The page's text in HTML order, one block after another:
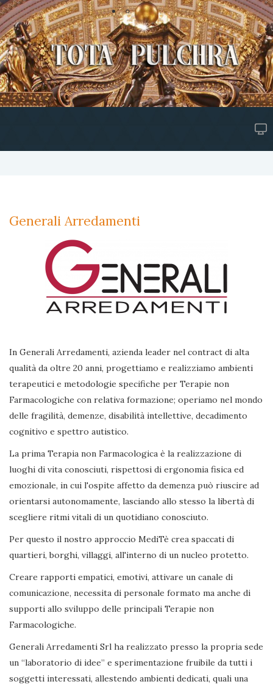
Generali Arredamenti
In Generali Arredamenti, azienda leader nel contract di alta
qualità da oltre 20 anni, progettiamo e realizziamo ambienti
terapeutici e metodologie specifiche per Terapie non
Farmacologiche con relativa formazione; operiamo nel mondo
delle fragilità, demenze, disabilità intellettive, decadimento
cognitivo e spettro autistico.
La prima Terapia non Farmacologica è la realizzazione di
luoghi di vita conosciuti, rispettosi di ergonomia fisica ed
emozionale, in cui l'ospite affetto da demenza può riuscire ad
orientarsi autonomamente, lasciando allo stesso la libertà di
scegliere ritmi vitali di un quotidiano conosciuto.
Per questo il nostro approccio MediTè crea spaccati di
quartieri, borghi, villaggi, all'interno di un nucleo protetto.
Creare rapporti empatici, emotivi, attivare un canale di
comunicazione, necessita di personale formato ma anche di
supporti allo sviluppo delle principali Terapie non
Farmacologiche.
Generali Arredamenti Srl ha realizzato presso la propria sede
un “laboratorio di idee” e sperimentazione fruibile da tutti i
soggetti interessati, allestendo ambienti dedicati, quali una